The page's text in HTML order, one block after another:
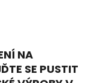
NA
SE PUSTIT